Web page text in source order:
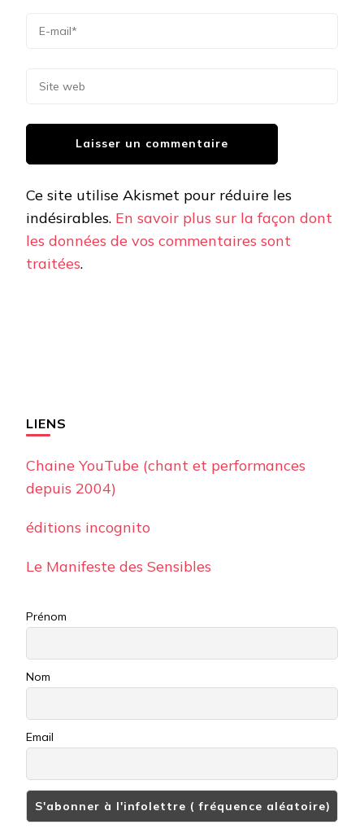
Ce site utilise Akismet pour réduire les
indésirables. En savoir plus sur la façon dont
les données de vos commentaires sont
traitées.
LIENS
Chaine YouTube (chant et performances
depuis 2004)
éditions incognito
Le Manifeste des Sensibles
Prénom
Nom
Email